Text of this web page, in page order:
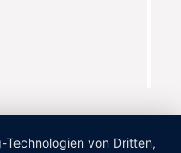
Technologien von Dritten,